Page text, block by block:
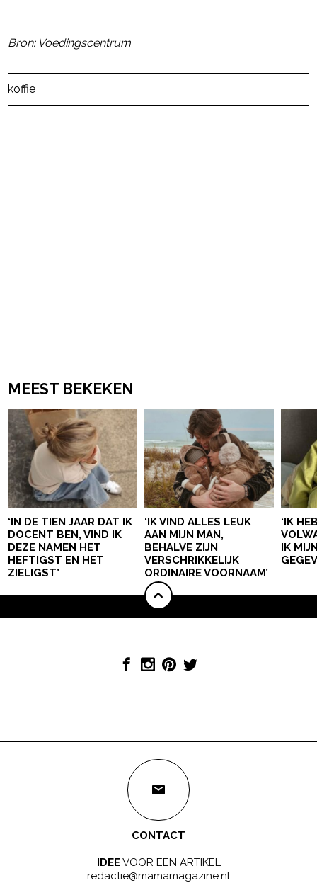
Bron: Voedingscentrum
koffie
MEEST BEKEKEN
‘IN DE TIEN JAAR DAT IK
DOCENT BEN, VIND IK
DEZE NAMEN HET
HEFTIGST EN HET
ZIELIGST’
‘IK VIND ALLES LEUK
AAN MIJN MAN,
BEHALVE ZIJN
VERSCHRIKKELIJK
ORDINAIRE VOORNAAM’
‘IK
IK
CONTACT
IDEEVOOR EEN ARTIKEL
redactie@mamamagazine.nl